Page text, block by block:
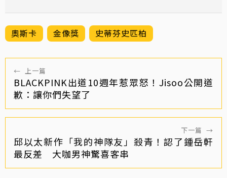
奧斯卡 金像獎 史蒂芬史匹柏
← 上一篇
BLACKPINK出道10週年惹眾怒！Jisoo公開道
歉：讓你們失望了
下一篇 →
邱以太新作「我的神隊友」殺青！認了鍾岳軒
最反差 大咖男神驚喜客串